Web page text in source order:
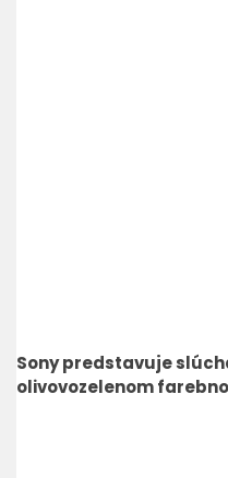
Sony predstavuje
olivovozelenom